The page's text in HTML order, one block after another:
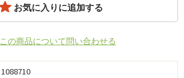
お気に入りに追加する
この商品について問い合わせる
1088710